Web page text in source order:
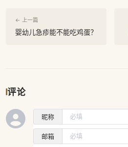
← 上一篇
婴幼儿急疹能不能吃鸡蛋？
评论
昵称
邮箱